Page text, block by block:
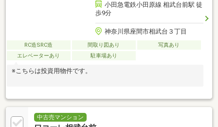
小田急電鉄小田原線 相武台前駅 徒
歩9分
神奈川県座間市相武台３丁目
RC造SRC造 間取り図あり
写真あり
エレベーターあり
駐車場あり
※こちらは投資用物件です。
中古売マンション